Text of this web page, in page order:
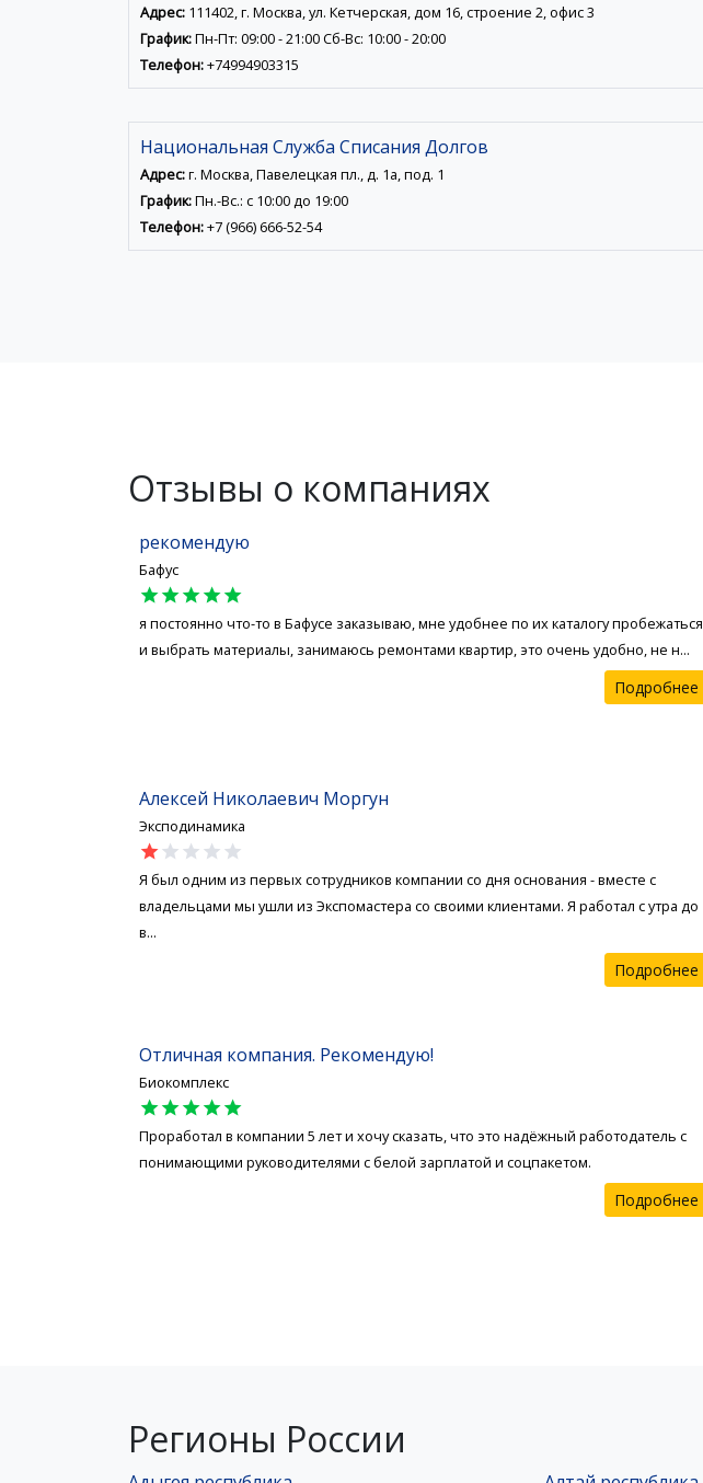
Адрес: 111402, г. Москва, ул. Кетчерская, дом 16, строение 2, офис 3
График:Пн-Пт: 09:00 - 21:00 Сб-Вс: 10:00 - 20:00
Телефон:+74994903315
Национальная Служба Списания Долгов
Адрес:г. Москва, Павелецкая пл., д. 1а, под. 1
График:Пн.-Вс.: с 10:00 до 19:00
Телефон:+7 (966) 666-52-54
Отзывы о компаниях
рекомендую
Бафус
star
star
star
star
star
я постоянно что-то в Бафусе заказываю, мне удобнее по их каталогу пробежаться
и выбрать материалы, занимаюсь ремонтами квартир, это очень удобно, не н...
Подробнее
Алексей Николаевич Моргун
Эксподинамика
star
star
star
star
star
Я был одним из первых сотрудников компании со дня основания - вместе с
владельцами мы ушли из Экспомастера со своими клиентами. Я работал с утра до
в...
Подробнее
Отличная компания. Рекомендую!
Биокомплекс
star
star
star
star
star
Проработал в компании 5 лет и хочу сказать, что это надёжный работодатель с
понимающими руководителями с белой зарплатой и соцпакетом.
Подробнее
Регионы России